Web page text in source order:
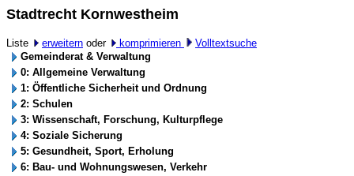
Stadtrecht Kornwestheim
Liste erweitern oder komprimieren
Volltextsuche
Gemeinderat & Verwaltung
0: Allgemeine Verwaltung
1: Öffentliche Sicherheit und Ordnung
2: Schulen
3: Wissenschaft, Forschung, Kulturpflege
4: Soziale Sicherung
5: Gesundheit, Sport, Erholung
6: Bau- und Wohnungswesen, Verkehr